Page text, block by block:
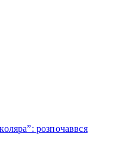
розпочаввся